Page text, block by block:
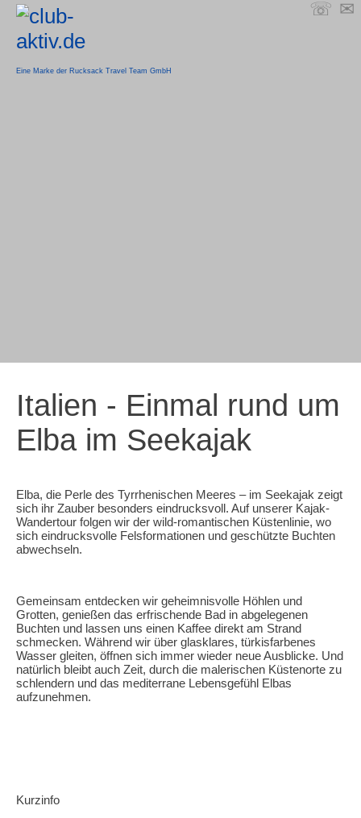
Eine Marke der Rucksack Travel Team GmbH
☏ ✉
Im Seekajak einmal
rund um Elba
Italien - Einmal rund um
Elba im Seekajak
Elba, die Perle des Tyrrhenischen Meeres – im Seekajak zeigt
sich ihr Zauber besonders eindrucksvoll. Auf unserer Kajak-
Wandertour folgen wir der wild-romantischen Küstenlinie, wo
sich eindrucksvolle Felsformationen und geschützte Buchten
abwechseln.
Gemeinsam entdecken wir geheimnisvolle Höhlen und
Grotten, genießen das erfrischende Bad in abgelegenen
Buchten und lassen uns einen Kaffee direkt am Strand
schmecken. Während wir über glasklares, türkisfarbenes
Wasser gleiten, öffnen sich immer wieder neue Ausblicke. Und
natürlich bleibt auch Zeit, durch die malerischen Küstenorte zu
schlendern und das mediterrane Lebensgefühl Elbas
aufzunehmen.
Kurzinfo